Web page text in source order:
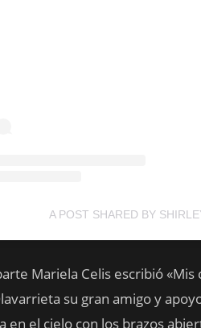
A POST SHARED BY
Mariela Celis escribió
su gran amigo y
en el cielo con los brazos